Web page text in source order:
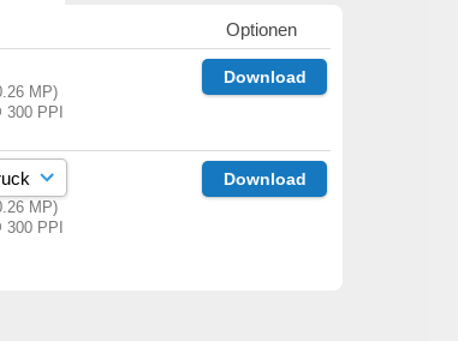
Optionen
MP)
PPI
Download
MP)
PPI
Download